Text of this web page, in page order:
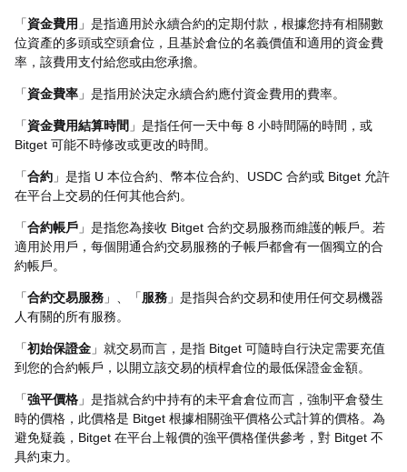
「資金費用 」是指適用於永續合約的定期付款，根據您持有相關數
位資產的多頭或空頭倉位，且基於倉位的名義價值和適用的資金費
率，該費用支付給您或由您承擔。
「資金費率 」是指用於決定永續合約應付資金費用的費率。
「資金費用結算時間 」是指任何一天中每 8 小時間隔的時間，或
Bitget 可能不時修改或更改的時間。
「合約 」是指 U 本位合約、幣本位合約、USDC 合約或 Bitget 允許
在平台上交易的任何其他合約。
「合約帳戶 」是指您為接收 Bitget 合約交易服務而維護的帳戶。若
適用於用戶，每個開通合約交易服務的子帳戶都會有一個獨立的合
約帳戶。
「合約交易服務 」、「服務 」是指與合約交易和使用任何交易機器
人有關的所有服務。
「初始保證金 」就交易而言，是指 Bitget 可隨時自行決定需要充值
到您的合約帳戶，以開立該交易的槓桿倉位的最低保證金金額。
「強平價格 」是指就合約中持有的未平倉倉位而言，強制平倉發生
時的價格，此價格是 Bitget 根據相關強平價格公式計算的價格。為
避免疑義，Bitget 在平台上報價的強平價格僅供參考，對 Bitget 不
具約束力。